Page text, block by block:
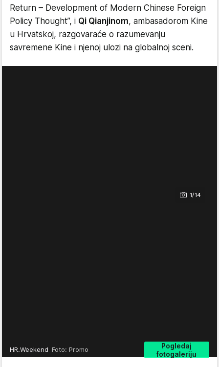
Return – Development of Modern Chinese Foreign
Policy Thought”, i Qi Qianjinom, ambasadorom Kine
u Hrvatskoj, razgovaraće o razumevanju
savremene Kine i njenoj ulozi na globalnoj sceni.
1/14
Pogledaj
fotogaleriju
HR.Weekend Foto: Promo